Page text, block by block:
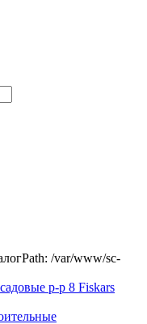
/var/www/sc-
р-р 8 Fiskars